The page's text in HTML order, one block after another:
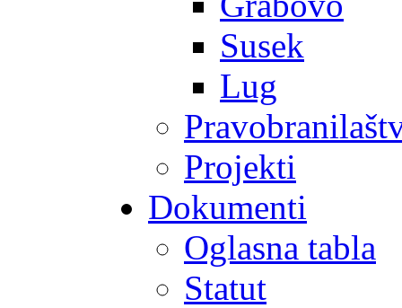
Susek
Lug
Projekti
Dokumenti
Oglasna tabla
Statut